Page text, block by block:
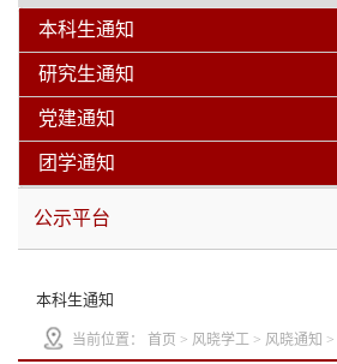
本科生通知
研究生通知
党建通知
团学通知
公示平台
本科生通知
当前位置： 首页 > 风晓学工 > 风晓通知 >